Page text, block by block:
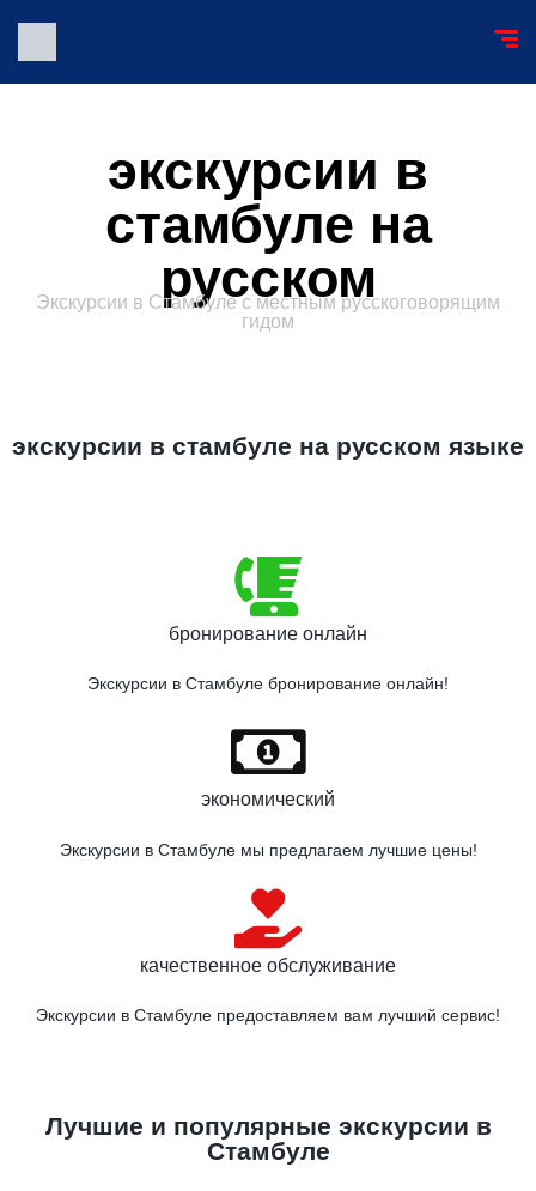
экскурсии в
стамбуле на
русском
Экскурсии в Стамбуле с местным русскоговорящим
гидом
экскурсии в стамбуле на русском языке
бронирование онлайн
Экскурсии в Стамбулe бронирование онлайн!
экономический
Экскурсии в Стамбулe мы предлагаем лучшие цены!
качественное обслуживание
Экскурсии в Стамбулe предоставляем вам лучший сервис!
Лучшие и популярные экскурсии в
Стамбуле